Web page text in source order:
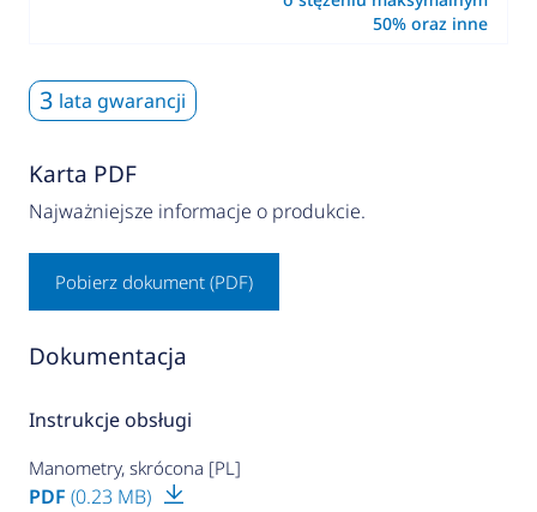
50% oraz inne
3 lata gwarancji
Karta PDF
Najważniejsze informacje o produkcie.
Pobierz dokument (PDF)
Dokumentacja
Instrukcje obsługi
Manometry, skrócona [PL]
PDF (0.23 MB)